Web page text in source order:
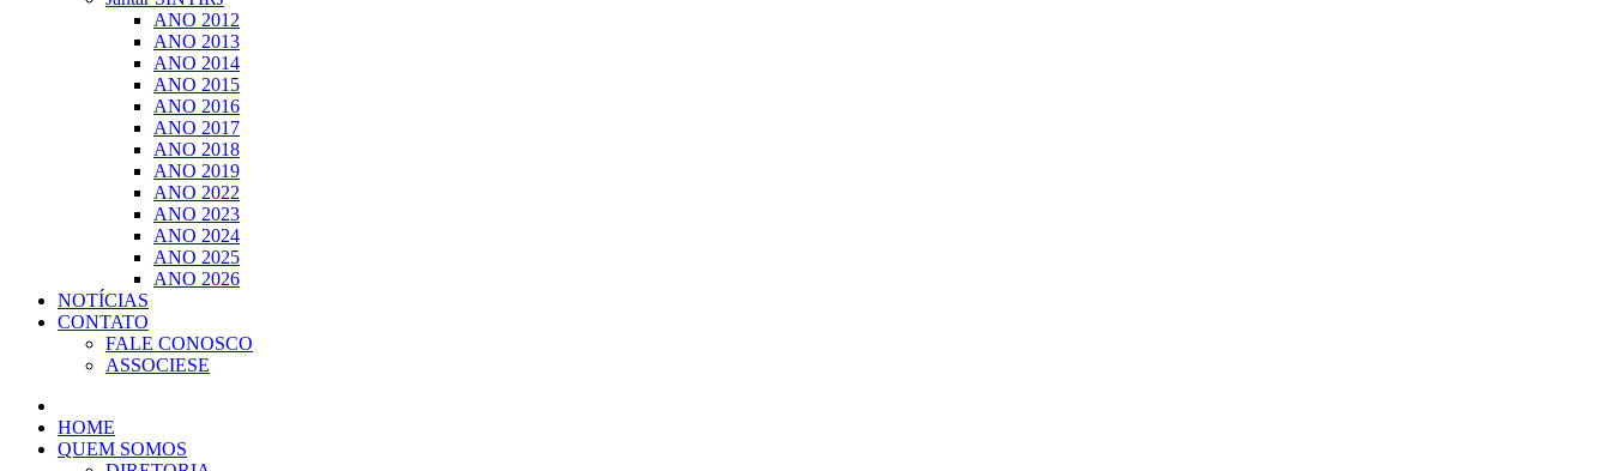
ANO 2012
ANO 2013
ANO 2014
ANO 2015
ANO 2016
ANO 2017
ANO 2018
ANO 2019
ANO 2022
ANO 2023
ANO 2024
ANO 2025
ANO 2026
NOTÍCIAS
CONTATO
FALE CONOSCO
ASSOCIESE
HOME
QUEM SOMOS